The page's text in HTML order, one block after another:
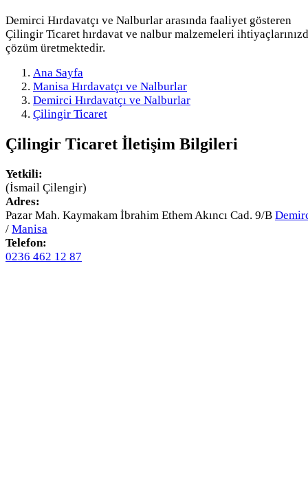
Demirci Hırdavatçı ve Nalburlar arasında faaliyet gösteren
Çilingir Ticaret hırdavat ve nalbur malzemeleri
çözüm üretmektedir.
Ana Sayfa
Manisa Hırdavatçı ve Nalburlar
Demirci Hırdavatçı ve Nalburlar
Çilingir Ticaret
Çilingir Ticaret İletişim Bilgileri
Yetkili:
(İsmail Çilengir)
Adres:
Pazar Mah. Kaymakam İbrahim Ethem Akıncı Cad. 9/B
/ Manisa
Telefon:
0236 462 12 87